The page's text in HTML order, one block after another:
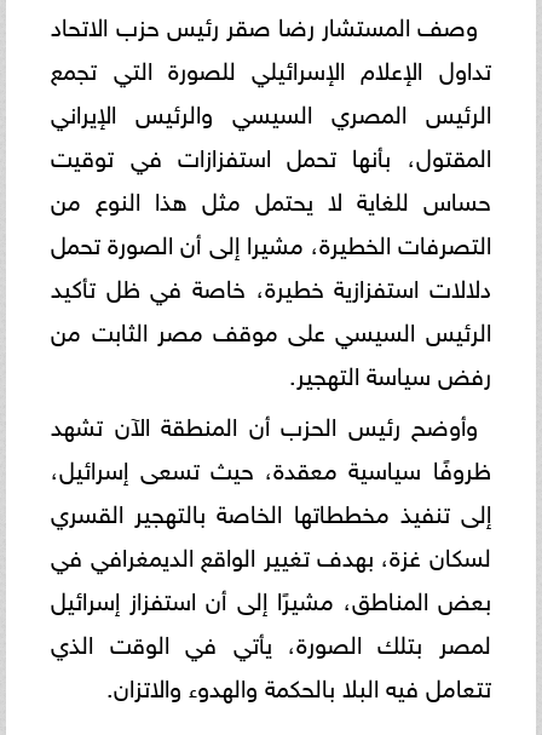
وصف المستشار رضا صقر رئيس حزب الاتحاد
تداول الإعلام الإسرائيلي للصورة التي تجمع
الرئيس المصري السيسي والرئيس الإيراني
المقتول، بأنها تحمل استفزازات في توقيت
حساس للغاية لا يحتمل مثل هذا النوع من
التصرفات الخطيرة، مشيرا إلى أن الصورة تحمل
دلالات استفزازية خطيرة، خاصة في ظل تأكيد
الرئيس السيسي على موقف مصر الثابت من
رفض سياسة التهجير.
وأوضح رئيس الحزب أن المنطقة الآن تشهد
ظروفًا سياسية معقدة، حيث تسعى إسرائيل،
إلى تنفيذ مخططاتها الخاصة بالتهجير القسري
لسكان غزة، بهدف تغيير الواقع الديمغرافي في
بعض المناطق، مشيرًا إلى أن استفزاز إسرائيل
لمصر بتلك الصورة، يأتي في الوقت الذي
تتعامل فيه البلا بالحكمة والهدوء والاتزان.